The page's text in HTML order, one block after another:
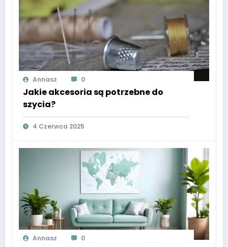
Annasz 0
Jakie akcesoria są potrzebne do
szycia?
4 Czerwca 2025
Annasz 0